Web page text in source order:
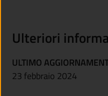
Ulteriori
ULTIMO
23 febbraio 2024